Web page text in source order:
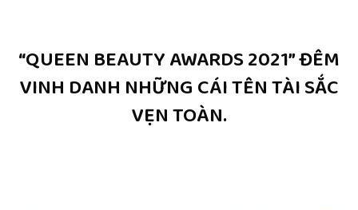
“QUEEN BEAUTY AWARDS 2021” ĐÊM
VINH DANH NHỮNG CÁI TÊN TÀI SẮC
VẸN TOÀN.